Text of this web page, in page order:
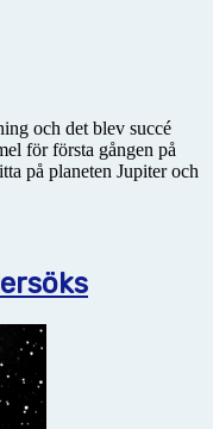
och det blev succé
för första gången på
på planeten Jupiter och